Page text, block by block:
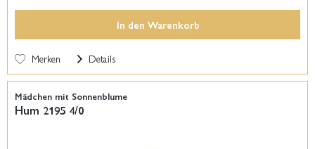
In den Warenkorb
Merken Details
Mädchen mit Sonnenblume
Hum 2195 4/0